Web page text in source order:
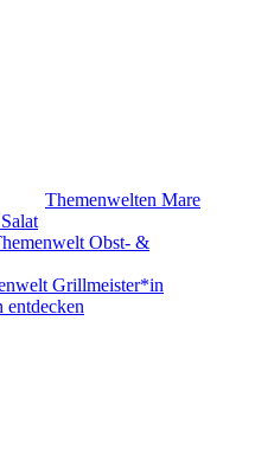
Themenwelten Mare
Obst- &
Grillmeister*in
entdecken